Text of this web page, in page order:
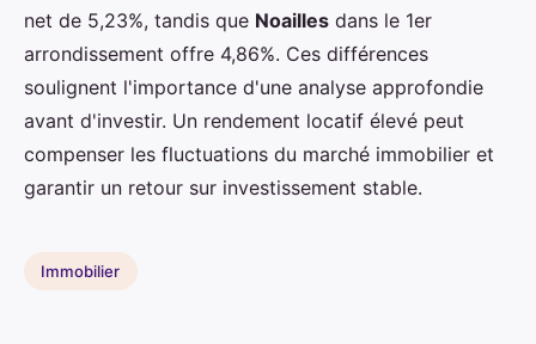
net de 5,23%, tandis que Noailles dans le 1er
arrondissement offre 4,86%. Ces différences
soulignent l'importance d'une analyse approfondie
avant d'investir. Un rendement locatif élevé peut
compenser les fluctuations du marché immobilier et
garantir un retour sur investissement stable.
Immobilier